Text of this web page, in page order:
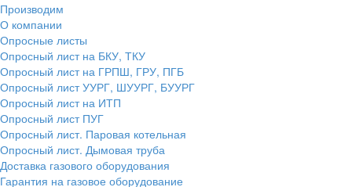
Производим
О компании
Опросные листы
Опросный лист на БКУ, ТКУ
Опросный лист на ГРПШ, ГРУ, ПГБ
Опросный лист УУРГ, ШУУРГ, БУУРГ
Опросный лист на ИТП
Опросный лист ПУГ
Опросный лист. Паровая котельная
Опросный лист. Дымовая труба
Доставка газового оборудования
Гарантия на газовое оборудование